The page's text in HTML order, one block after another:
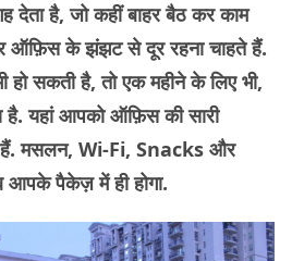
देता है, जो कहीं बाहर बैठ कर काम
ऑफ़िस के झंझट से दूर रहना चाहते हैं.
हो सकती है, तो एक महीने के लिए भी,
यहां आपको ऑफ़िस की सारी
हैं. मसलन, Wi-Fi, Snacks और
आपके पैकेज़ में ही होगा.